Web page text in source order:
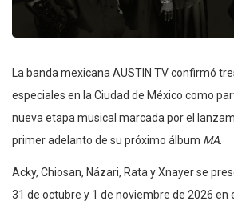
La banda mexicana AUSTIN TV confirmó
especiales en la Ciudad de México como
nueva etapa musical marcada por el
primer adelanto de su próximo álbum MA
Acky, Chiosan, Názari, Rata y Xnayer se
31 de octubre y 1 de noviembre de 2026 en